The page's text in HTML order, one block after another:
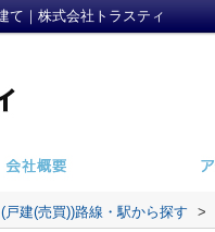
て｜株式会社トラスティ
(戸建(売買))路線・駅から探す >